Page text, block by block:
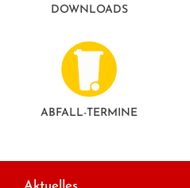
DOWNLOADS
ABFALL-TERMINE